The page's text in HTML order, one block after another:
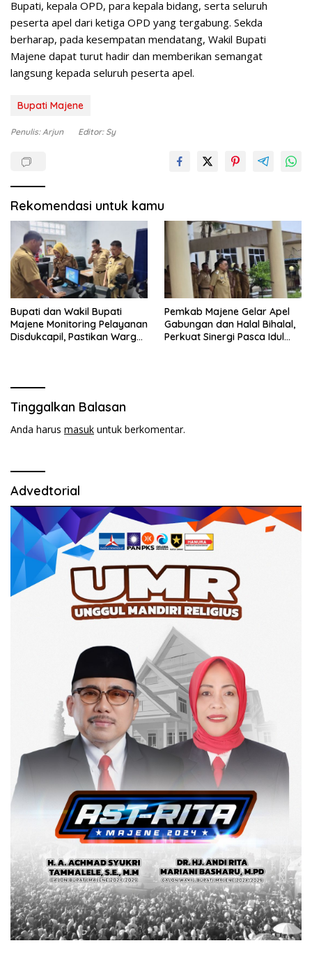
Bupati, kepala OPD, para kepala bidang, serta seluruh
peserta apel dari ketiga OPD yang tergabung. Sekda
berharap, pada kesempatan mendatang, Wakil Bupati
Majene dapat turut hadir dan memberikan semangat
langsung kepada seluruh peserta apel.
Bupati Majene
Penulis: Arjun Editor: Sy
Rekomendasi untuk kamu
Bupati dan Wakil Bupati
Majene Monitoring Pelayanan
Disdukcapil, Pastikan Warga
Pemkab Majene Gelar Apel
Gabungan dan Halal Bihalal,
Perkuat Sinergi Pasca Idul
Tinggalkan Balasan
Anda harus masuk untuk berkomentar.
Advedtorial